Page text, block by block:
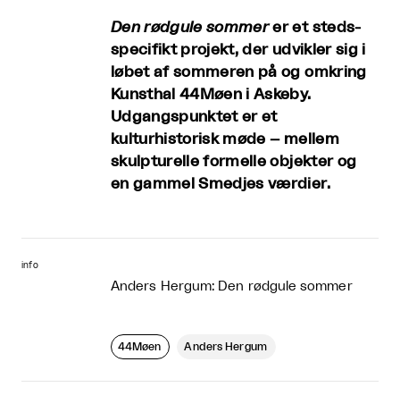
Den rødgule sommerer et steds-
specifikt projekt, der udvikler sig i
løbet af sommeren på og omkring
Kunsthal 44Møen i Askeby.
Udgangspunktet er et
kulturhistorisk møde – mellem
skulpturelle formelle objekter og
en gammel Smedjes værdier.
info
Anders Hergum: Den rødgule sommer
44Møen Anders Hergum